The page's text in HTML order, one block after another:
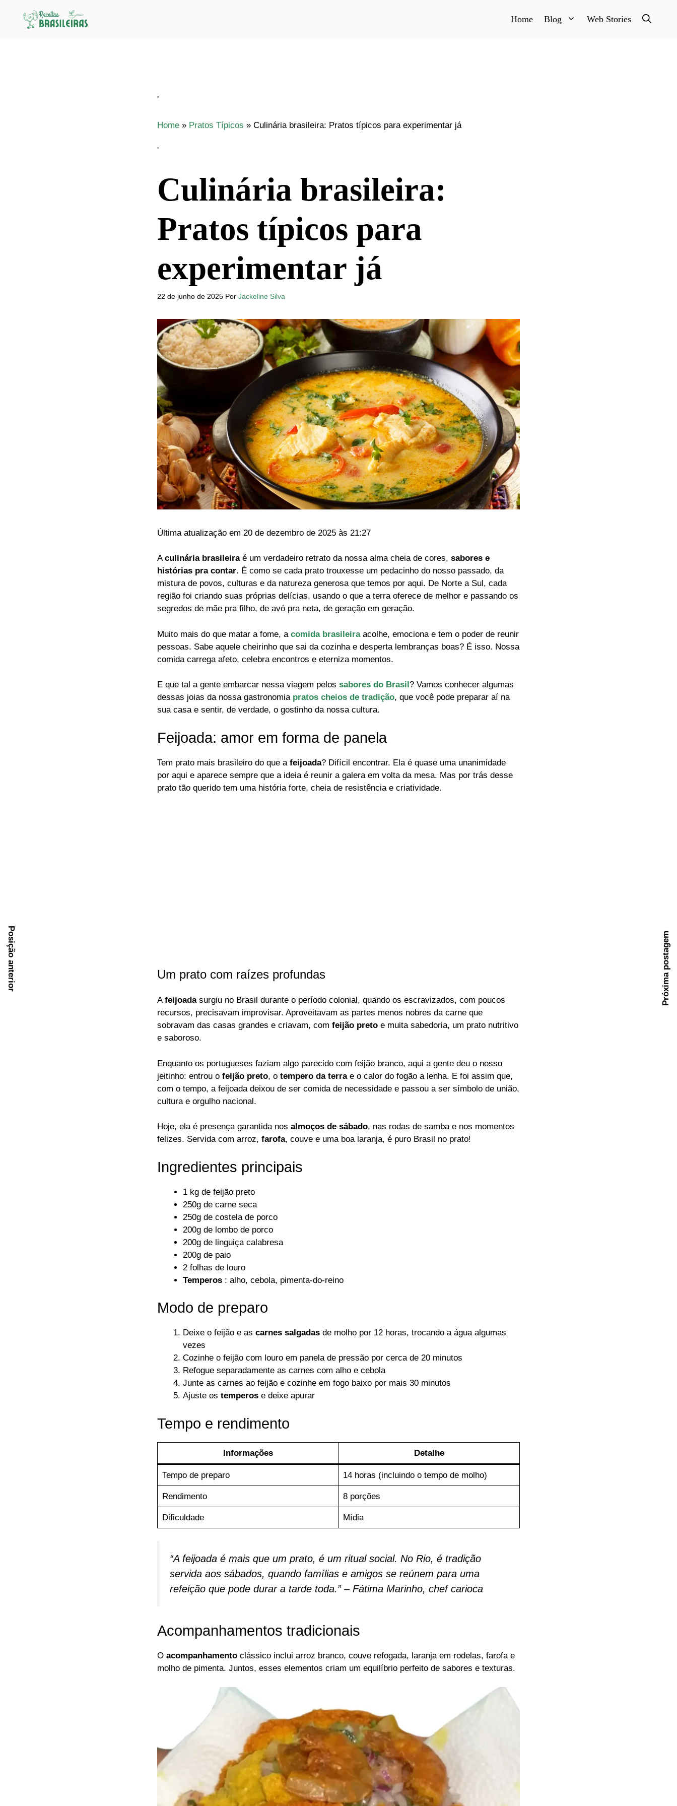
Home Blog Web Stories
'
Home » Pratos Típicos » Culinária brasileira: Pratos típicos para experimentar já
'
Culinária brasileira:
Pratos típicos para
experimentar já
22 de junho de 2025 Por Jackeline Silva
Última atualização em 20 de dezembro de 2025 às 21:27
Aculinária brasileiraé um verdadeiro retrato da nossa alma cheia de cores, sabores e
histórias pra contar. É como se cada prato trouxesse um pedacinho do nosso passado, da
mistura de povos, culturas e da natureza generosa que temos por aqui. De Norte a Sul, cada
região foi criando suas próprias delícias, usando o que a terra oferece de melhor e passando os
segredos de mãe pra filho, de avó pra neta, de geração em geração.
Muito mais do que matar a fome, a comida brasileiraacolhe, emociona e tem o poder de reunir
pessoas. Sabe aquele cheirinho que sai da cozinha e desperta lembranças boas? É isso. Nossa
comida carrega afeto, celebra encontros e eterniza momentos.
E que tal a gente embarcar nessa viagem pelos sabores do Brasil ? Vamos conhecer algumas
dessas joias da nossa gastronomia pratos cheios de tradição, que você pode preparar aí na
sua casa e sentir, de verdade, o gostinho da nossa cultura.
Feijoada: amor em forma de panela
Tem prato mais brasileiro do que a feijoada? Difícil encontrar. Ela é quase uma unanimidade
por aqui e aparece sempre que a ideia é reunir a galera em volta da mesa. Mas por trás desse
prato tão querido tem uma história forte, cheia de resistência e criatividade.
Um prato com raízes profundas
Afeijoadasurgiu no Brasil durante o período colonial, quando os escravizados, com poucos
recursos, precisavam improvisar. Aproveitavam as partes menos nobres da carne que
sobravam das casas grandes e criavam, com feijão preto e muita sabedoria, um prato nutritivo
e saboroso.
Enquanto os portugueses faziam algo parecido com feijão branco, aqui a gente deu o nosso
jeitinho: entrou o feijão preto, o tempero da terra e o calor do fogão a lenha. E foi assim que,
com o tempo, a feijoada deixou de ser comida de necessidade e passou a ser símbolo de união,
cultura e orgulho nacional.
Hoje, ela é presença garantida nos almoços de sábado, nas rodas de samba e nos momentos
felizes. Servida com arroz, farofa, couve e uma boa laranja, é puro Brasil no prato!
Ingredientes principais
1 kg de feijão preto
250g de carne seca
250g de costela de porco
200g de lombo de porco
200g de linguiça calabresa
200g de paio
2 folhas de louro
Temperos : alho, cebola, pimenta-do-reino
Modo de preparo
Deixe o feijão e as carnes salgadas de molho por 12 horas, trocando a água algumas
vezes
Cozinhe o feijão com louro em panela de pressão por cerca de 20 minutos
Refogue separadamente as carnes com alho e cebola
Junte as carnes ao feijão e cozinhe em fogo baixo por mais 30 minutos
Ajuste os temperos e deixe apurar
Tempo e rendimento
Informações Detalhe
Tempo de preparo 14 horas (incluindo o tempo de molho)
Rendimento 8 porções
Dificuldade Mídia
“A feijoada é mais que um prato, é um ritual social. No Rio, é tradição
servida aos sábados, quando famílias e amigos se reúnem para uma
refeição que pode durar a tarde toda.” – Fátima Marinho, chef carioca
Acompanhamentos tradicionais
O acompanhamento clássico inclui arroz branco, couve refogada, laranja em rodelas, farofa e
molho de pimenta. Juntos, esses elementos criam um equilíbrio perfeito de sabores e texturas.
Posição anterior Próxima postagem